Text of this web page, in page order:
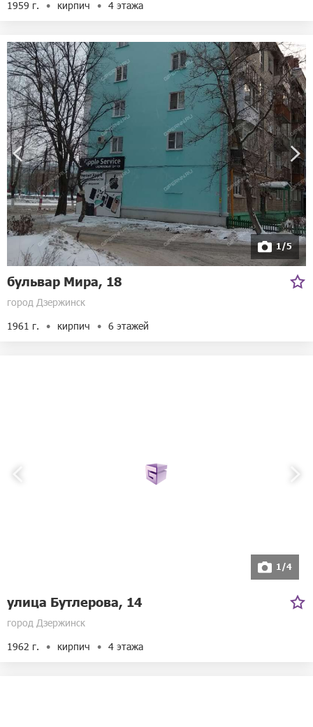
1959 г.
кирпич 4 этажа
1/5
бульвар Мира, 18
город Дзержинск
1961 г.
кирпич 6 этажей
1/4
улица Бутлерова, 14
город Дзержинск
1962 г.
кирпич 4 этажа